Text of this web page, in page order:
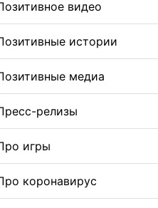
видео
истории
медиа
релизы
игры
коронавирус